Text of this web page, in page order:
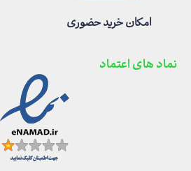
امکان خرید حضوری
نماد های اعتماد